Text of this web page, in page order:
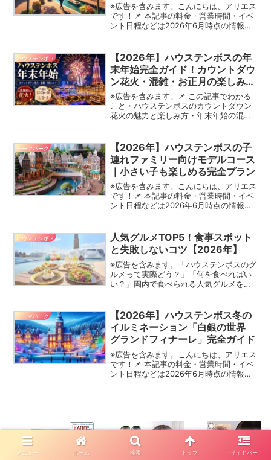
※広告を含みます。こんにちは、アリエス
です！📌 本記事の料金・営業時間・イベ
ント日程などは2026年6月時点の情報で
イトでご確認ください。「ハウステンボ
スに一人で行って...
ハウステンボス
【2026年】ハウステンボスの年
末年始完全ガイド！カウントダウ
ン花火・混雑・お正月の楽しみ方
まとめ
※広告を含みます。📌 この記事でわかる
こと・ハウステンボスのカウントダウン
花火の魅力と楽しみ方・年末年始の混雑
コツ日本で最も特別な年越しを過ごせる
場所のひとつが、ハウ...
テーマパーク
【2026年】ハウステンボスの子
連れファミリー向けモデルコース
｜小さい子も楽しめる完全プラン
※広告を含みます。こんにちは、アリエス
です！📌 本記事の料金・営業時間・イベ
ント日程などは2026年6月時点の情報で
イトでご確認ください。「ハウステンボ
スに子連れで行き...
ハウステンボス
人気グルメTOP5！食事スポット
と失敗しないコツ【2026年】
※広告を含みます。「ハウステンボスのグ
ルメって実際どう？」「何を食べればい
い？」園内で食べられる人気グルメをま
食事スポットを紹介します。📌 本記事の
料金・営業時間・イベ...
テーマパーク
【2026年】ハウステンボス冬の
イルミネーション「白銀の世界
グランドフィナーレ」完全ガイド
※広告を含みます。こんにちは、アリエス
です！📌 本記事の料金・営業時間・イベ
ント日程などは2026年6月時点の情報で
メニュー ホーム 検索 トップ サイドバー